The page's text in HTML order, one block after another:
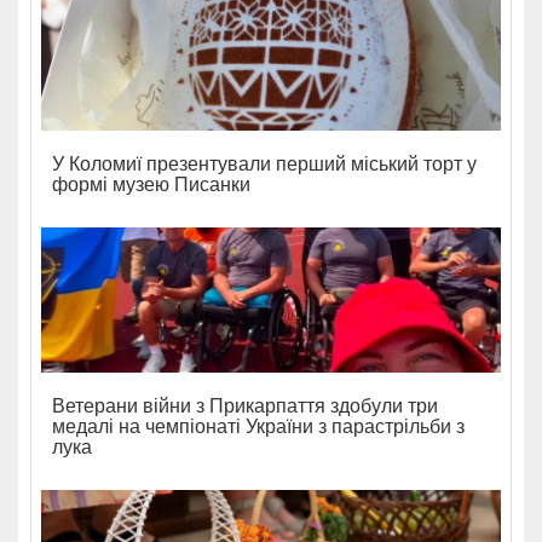
У Коломиї презентували перший міський торт у
формі музею Писанки
Ветерани війни з Прикарпаття здобули три
медалі на чемпіонаті України з парастрільби з
лука